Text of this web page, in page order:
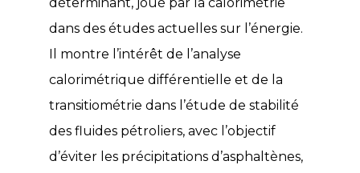
dans des études actuelles sur l’énergie.
Il montre l’intérêt de l’analyse
calorimétrique différentielle et de la
transitiométrie dans l’étude de stabilité
des fluides pétroliers, avec l’objectif
d’éviter les précipitations d’asphaltènes,